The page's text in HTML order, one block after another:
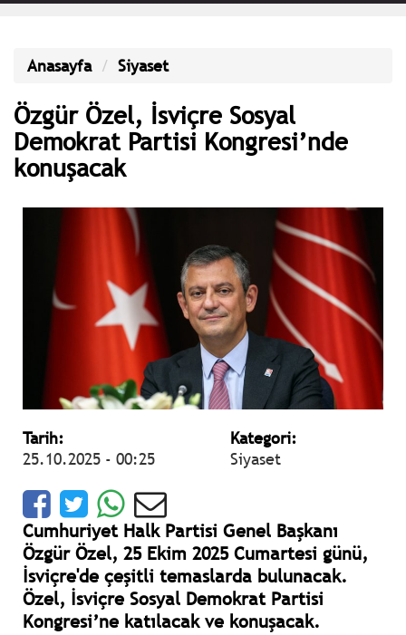
Anasayfa Siyaset
Özgür Özel, İsviçre Sosyal
Demokrat Partisi Kongresi’nde
konuşacak
Tarih:
25.10.2025 - 00:25
Kategori:
Siyaset
Cumhuriyet Halk Partisi Genel Başkanı
Özgür Özel, 25 Ekim 2025 Cumartesi günü,
İsviçre'de çeşitli temaslarda bulunacak.
Özel, İsviçre Sosyal Demokrat Partisi
Kongresi’ne katılacak ve konuşacak.